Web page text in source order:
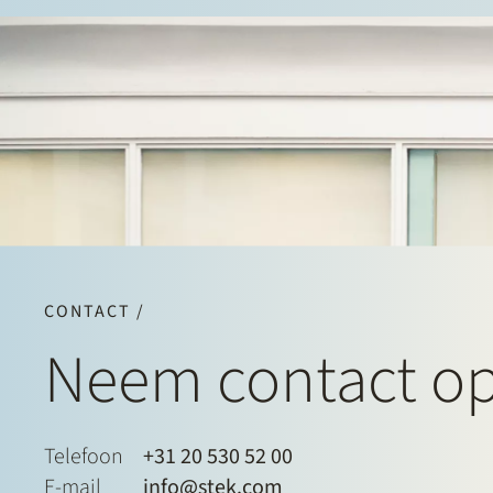
CONTACT /
Neem contact
Telefoon
+31 20 530 52 00